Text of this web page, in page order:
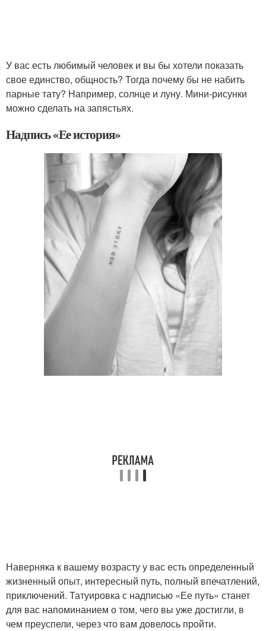
У вас есть любимый человек и вы бы хотели показать
свое единство, общность? Тогда почему бы не набить
парные тату? Например, солнце и луну. Мини-рисунки
можно сделать на запястьях.
Надпись «Ее история»
Наверняка к вашему возрасту у вас есть определенный
жизненный опыт, интересный путь, полный впечатлений,
приключений. Татуировка с надписью «Ее путь» станет
для вас напоминанием о том, чего вы уже достигли, в
чем преуспели, через что вам довелось пройти.